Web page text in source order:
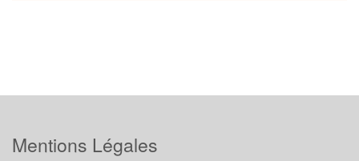
Mentions Légales